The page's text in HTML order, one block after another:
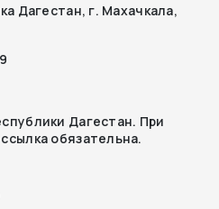
Дагестан, г. Махачкала,
Дагестан. При
обязательна.